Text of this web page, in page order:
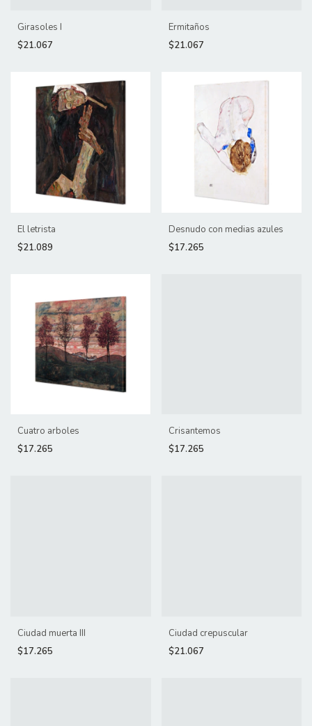
Girasoles I
$21.067
Ermitaños
$21.067
El letrista
$21.089
Desnudo con medias azules
$17.265
Cuatro arboles
$17.265
Crisantemos
$17.265
Ciudad muerta III
$17.265
Ciudad crepuscular
$21.067